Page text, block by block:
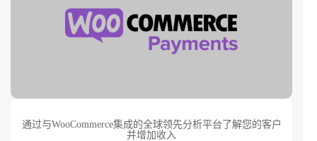
通过与WooCommerce集成的全球领先分析平台了解您的客户
并增加收入